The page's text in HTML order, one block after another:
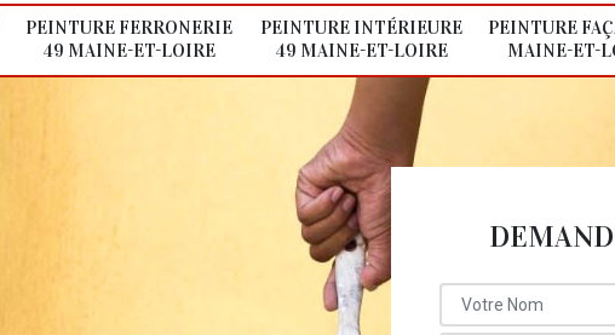
PEINTURE FERRONERIE
49 MAINE-ET-LOIRE
PEINTURE INTÉRIEURE
49 MAINE-ET-LOIRE
PEINTURE
MAINE-ET-